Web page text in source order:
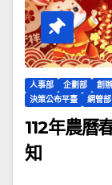
人事部 企劃部 創
決策公布平臺
網管部
112年農曆
知